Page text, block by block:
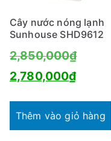
Cây nước nóng lạnh
Sunhouse SHD9612
2,850,000₫Giá
gốc
2,780,000₫Giá
tại
Thêm vào giỏ hàng